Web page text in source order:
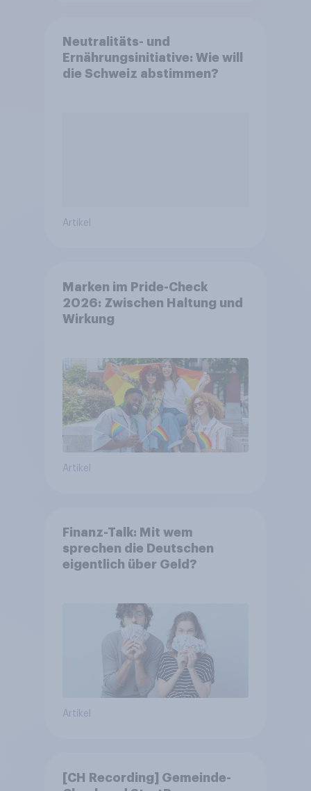
Neutralitäts- und
Ernährungsinitiative: Wie will
die Schweiz abstimmen?
Artikel
Marken im Pride-Check
2026: Zwischen Haltung und
Wirkung
Artikel
Finanz-Talk: Mit wem
sprechen die Deutschen
eigentlich über Geld?
Artikel
[CH Recording] Gemeinde-